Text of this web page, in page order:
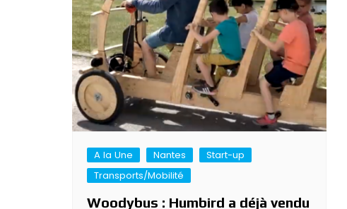
A la Une Nantes
Start-up
Transports/Mobilité
Woodybus : Humbird a déjà vendu